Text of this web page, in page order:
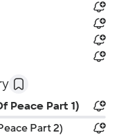
Peace Part 1)
Part 2)